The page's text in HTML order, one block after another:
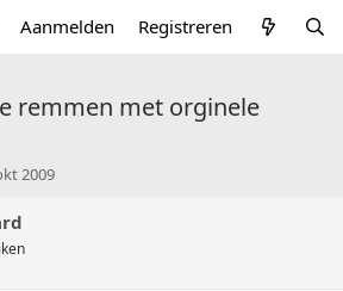
Aanmelden Registreren
remmen met orginele
2009